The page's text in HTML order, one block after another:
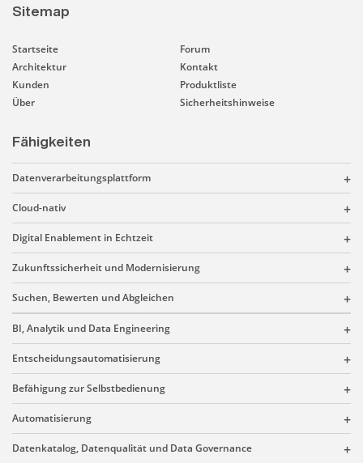
Sitemap
Startseite
Architektur
Kunden
Über
Forum
Kontakt
Produktliste
Sicherheitshinweise
Fähigkeiten
Datenverarbeitungsplattform
Cloud-nativ
Digital Enablement in Echtzeit
Zukunftssicherheit und Modernisierung
Suchen, Bewerten und Abgleichen
BI, Analytik und Data Engineering
Entscheidungsautomatisierung
Befähigung zur Selbstbedienung
Automatisierung
Datenkatalog, Datenqualität und Data Governance